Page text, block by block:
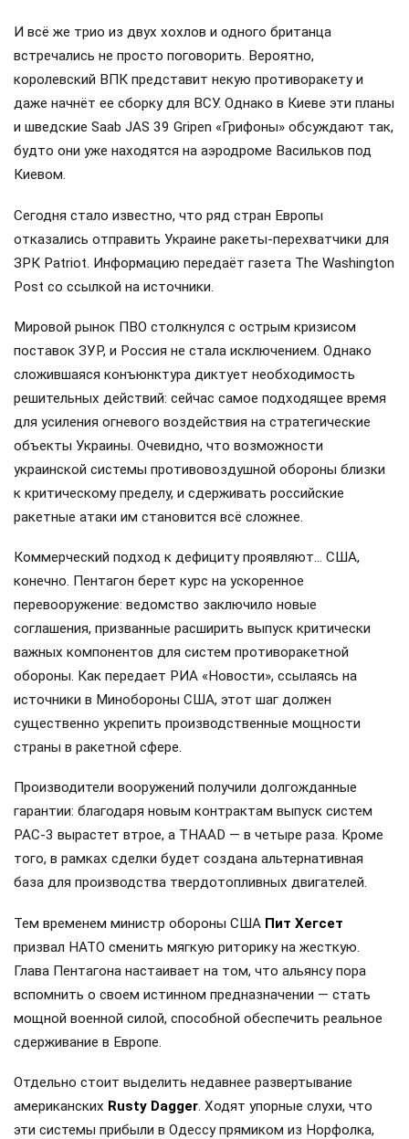
И всё же трио из двух хохлов и одного британца
встречались не просто поговорить. Вероятно,
королевский ВПК представит некую противоракету и
даже начнёт ее сборку для ВСУ. Однако в Киеве эти планы
и шведские Saab JAS 39 Gripen «Грифоны» обсуждают так,
будто они уже находятся на аэродроме Васильков под
Киевом.
Сегодня стало известно, что ряд стран Европы
отказались отправить Украине ракеты-перехватчики для
ЗРК Patriot. Информацию передаёт газета The Washington
Post со ссылкой на источники.
Мировой рынок ПВО столкнулся с острым кризисом
поставок ЗУР, и Россия не стала исключением. Однако
сложившаяся конъюнктура диктует необходимость
решительных действий: сейчас самое подходящее время
для усиления огневого воздействия на стратегические
объекты Украины. Очевидно, что возможности
украинской системы противовоздушной обороны близки
к критическому пределу, и сдерживать российские
ракетные атаки им становится всё сложнее.
Коммерческий подход к дефициту проявляют… США,
конечно. Пентагон берет курс на ускоренное
перевооружение: ведомство заключило новые
соглашения, призванные расширить выпуск критически
важных компонентов для систем противоракетной
обороны. Как передает РИА «Новости», ссылаясь на
источники в Минобороны США, этот шаг должен
существенно укрепить производственные мощности
страны в ракетной сфере.
Производители вооружений получили долгожданные
гарантии: благодаря новым контрактам выпуск систем
PAC-3 вырастет втрое, а THAAD — в четыре раза. Кроме
того, в рамках сделки будет создана альтернативная
база для производства твердотопливных двигателей.
Тем временем министр обороны США Пит Хегсет
призвал НАТО сменить мягкую риторику на жесткую.
Глава Пентагона настаивает на том, что альянсу пора
вспомнить о своем истинном предназначении — стать
мощной военной силой, способной обеспечить реальное
сдерживание в Европе.
Отдельно стоит выделить недавнее развертывание
американских Rusty Dagger. Ходят упорные слухи, что
эти системы прибыли в Одессу прямиком из Норфолка,